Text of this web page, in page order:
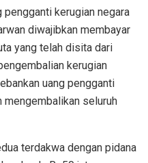
pengganti kerugian negara
diwajibkan membayar
yang telah disita dari
kerugian
uang pengganti
mengembalikan seluruh
terdakwa dengan pidana